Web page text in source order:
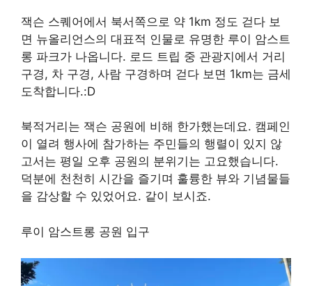
잭슨 스퀘어에서 북서쪽으로 약 1km 정도 걷다 보
면 뉴올리언스의 대표적 인물로 유명한 루이 암스트
롱 파크가 나옵니다. 로드 트립 중 관광지에서 거리
구경, 차 구경, 사람 구경하며 걷다 보면 1km는 금세
도착합니다.:D
북적거리는 잭슨 공원에 비해 한가했는데요. 캠페인
이 열려 행사에 참가하는 주민들의 행렬이 있지 않
고서는 평일 오후 공원의 분위기는 고요했습니다.
덕분에 천천히 시간을 즐기며 훌륭한 뷰와 기념물들
을 감상할 수 있었어요. 같이 보시죠.
루이 암스트롱 공원 입구